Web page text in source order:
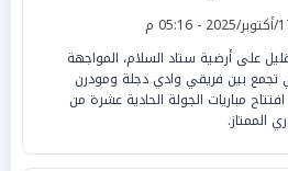
على أرضية ستاد السلام، المواجهة
تجمع بين فريقي وادي دجلة ومودرن
مباريات الجولة الحادية عشرة من
الممتاز.